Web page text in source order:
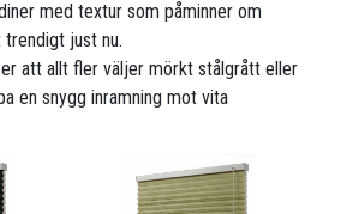
med textur som påminner om
trendigt just nu.
att allt fler väljer mörkt stålgrått eller
en snygg inramning mot vita